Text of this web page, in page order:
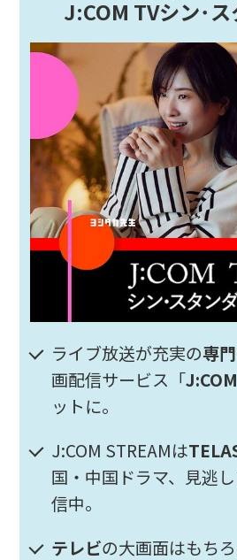
J:COM TVシン･
ライブ放送が充実の専
画配信サービス「
ットに。
J:COM STREAMは
国・中国ドラマ、見逃
信中。
テレビの大画面はもちろ